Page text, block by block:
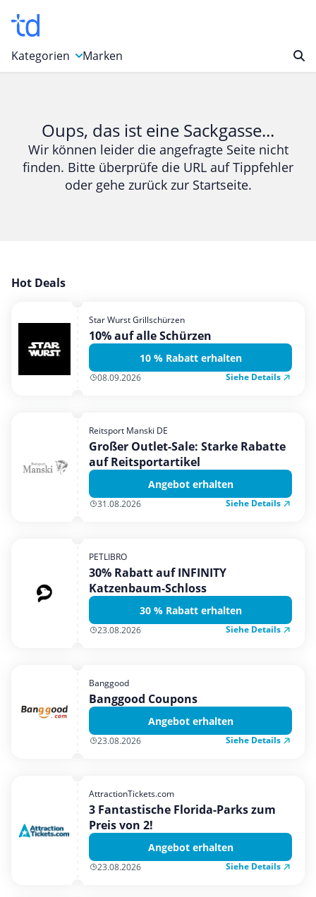
Kategorien
Bücher & Magazine
Computer & Elektronik
Entertainment & Media
Garten, Haushalt & Tiere
Mobilfunk & Internet
Mode & Accessoires
Shopping
Urlaub & Reise
Marken
Oups, das ist eine Sackgasse...
Wir können leider die angefragte Seite nicht
finden. Bitte überprüfe die URL auf Tippfehler
oder gehe zurück zur Startseite.
Hot Deals
Star Wurst Grillschürzen
10% auf alle Schürzen
10 % Rabatt erhalten
08.09.2026 Siehe Details
Reitsport Manski DE
Großer Outlet-Sale: Starke Rabatte
auf Reitsportartikel
Angebot erhalten
31.08.2026 Siehe Details
PETLIBRO
30% Rabatt auf INFINITY
Katzenbaum-Schloss
30 % Rabatt erhalten
23.08.2026 Siehe Details
Banggood
Banggood Coupons
Angebot erhalten
23.08.2026 Siehe Details
AttractionTickets.com
3 Fantastische Florida-Parks zum
Preis von 2!
Angebot erhalten
23.08.2026 Siehe Details